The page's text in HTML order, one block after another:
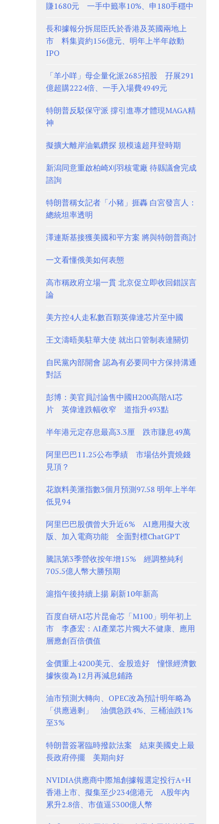
賺1680元 一手中籤率10%、申180手穩中
長和據報分拆屈臣氏於香港及英國兩地上
市 料集資約156億元、明年上半年啟動
IPO
「羊小咩」母企量化派2685招股 孖展291
億超購2224倍、一手入場費4949元
特朗普反駁保守派 撐引進專才體現MAGA精
神
擬擴大離岸油氣鑽探 規模遠超拜登時期
新潟同意重啟柏崎刈羽核電廠 待縣議會完成
諮詢
特朗普稱女記者「小豬」捱轟 白宮發言人：
總統坦率透明
澤連斯基接獲美國和平方案 將與特朗普商討
一文看懂俄美如何表態
高市稱政府立場一貫 北京促立即收回錯誤言
論
美方控4人走私數百顆英偉達芯片至中國
王文濤晤美駐華大使 就出口管制表達關切
自民黨內部開會 認為有必要同中方保持溝通
對話
彭博：美官員討論售中國H200高階AI芯
片 英偉達跌幅收窄 道指升493點
半年港元定存息最高3.3厘 跌市賺息49萬
阿里巴巴11.25公布季績 市場估外賣燒錢
見頂？
花旗料美滙指數3個月預測97.58 明年上半年
低見94
阿里巴巴股價曾大升近6% AI應用擬大改
版、加入電商功能 全面對標ChatGPT
騰訊第3季營收按年增15% 經調整純利
705.5億人幣大勝預期
滬指午後持續上揚 刷新10年新高
百度自研AI芯片昆侖芯「M100」明年初上
市 李彥宏：AI產業芯片獨大不健康、應用
層應創百倍價值
金價重上4200美元、金股造好 憧憬經濟數
據恢復為12月再減息鋪路
油市預測大轉向、OPEC改為預計明年略為
「供應過剩」 油價急跌4%、三桶油跌1%
至3%
特朗普簽署臨時撥款法案 結束美國史上最
長政府停擺 美期向好
NVIDIA供應商中際旭創據報選定投行A+H
香港上市、擬集至少234億港元 A股年內
累升2.8倍、市值逼5300億人幣